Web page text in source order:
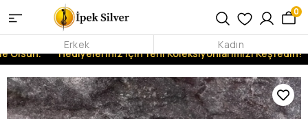
Hediyeleriniz İçin Yeni Koleksiyonlarımızı Keşfedin!
0
Erkek Kadın